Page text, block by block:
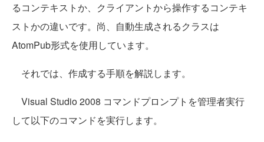
るコンテキストか、クライアントから操作するコンテキ
ストかの違いです。尚、自動生成されるクラスは
AtomPub形式を使用しています。
それでは、作成する手順を解説します。
Visual Studio 2008 コマンドプロンプトを管理者実行
して以下のコマンドを実行します。